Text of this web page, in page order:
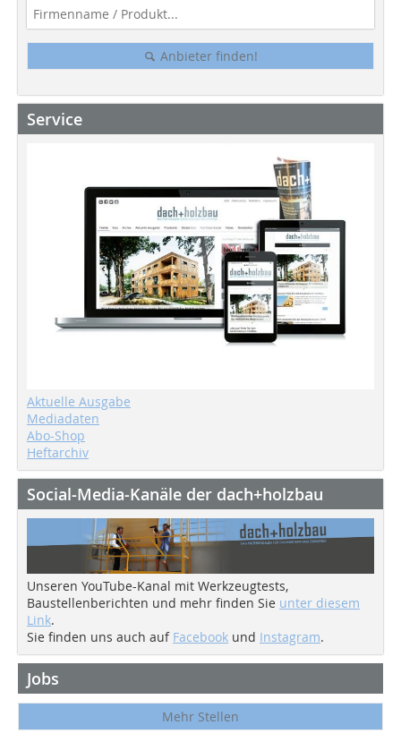
Anbieter finden!
Service
Aktuelle Ausgabe
Mediadaten
Abo-Shop
Heftarchiv
Social-Media-Kanäle der dach+holzbau
Unseren YouTube-Kanal mit Werkzeugtests,
Baustellenberichten und mehr finden Sie unter diesem
Link.
Sie finden uns auch auf Facebook und Instagram.
Jobs
Mehr Stellen